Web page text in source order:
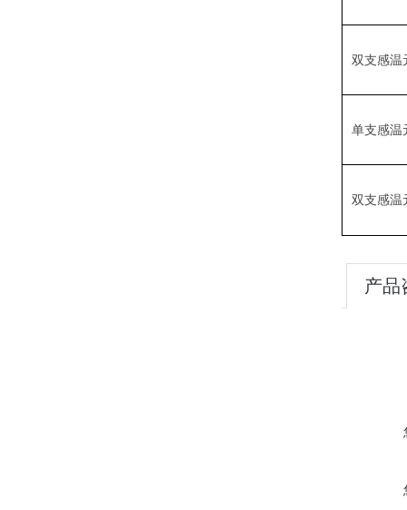
双支感温
单支感温
双支感温
产品